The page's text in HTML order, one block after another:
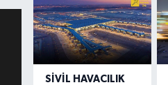
SIVIL HAVACILIK